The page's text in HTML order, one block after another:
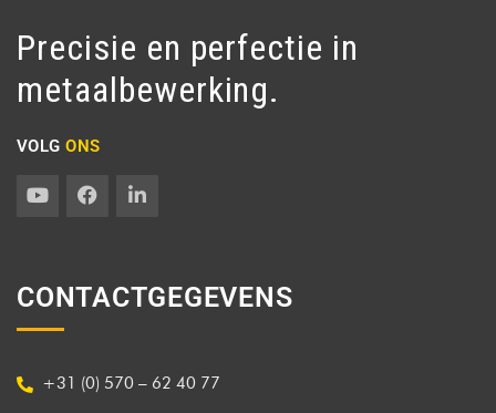
Precisie en perfectie in
metaalbewerking.
VOLGONS
CONTACTGEGEVENS
+31 (0) 570 – 62 40 77